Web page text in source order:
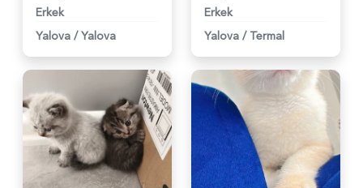
Erkek
Yalova / Yalova
Erkek
Yalova / Termal